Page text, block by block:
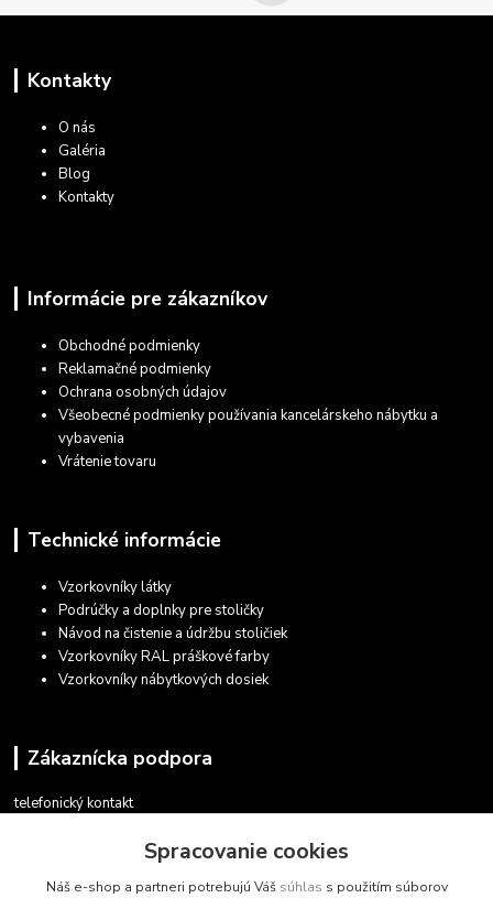
Kontakty
O nás
Galéria
Blog
Kontakty
Informácie pre zákazníkov
Obchodné podmienky
Reklamačné podmienky
Ochrana osobných údajov
Všeobecné podmienky používania kancelárskeho nábytku a
vybavenia
Vrátenie tovaru
Technické informácie
Vzorkovníky látky
Podrúčky a doplnky pre stoličky
Návod na čistenie a údržbu stoličiek
Vzorkovníky RAL práškové farby
Vzorkovníky nábytkových dosiek
Zákaznícka podpora
telefonický kontakt
v pracovných dňoch 08.30 - 16.00
obchod@marketsk.sk
Spracovanie cookies
Náš e-shop a partneri potrebujú Váš súhlas s použitím súborov